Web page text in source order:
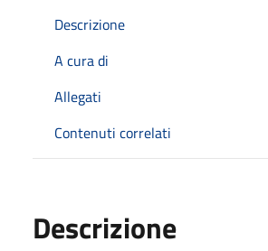
Descrizione
A cura di
Allegati
Contenuti correlati
Descrizione